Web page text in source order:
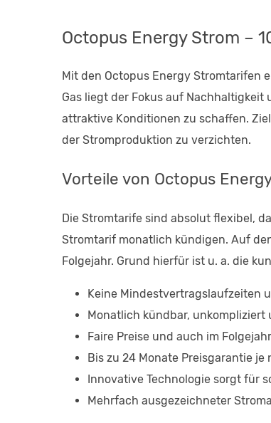
Octopus Energy Strom –
Mit den Octopus Energy Stromtarifen
Gas liegt der Fokus auf
attraktive Konditionen zu schaffen.
der Stromproduktion zu verzichten.
Vorteile von Octopus
Die Stromtarife sind absolut flexibel,
Stromtarif monatlich kündigen. Auf
Folgejahr. Grund hierfür ist u. a. die
Keine Mindestvertragslaufzeiten
Monatlich kündbar, unkompliziert
Faire Preise und auch im
Bis zu 24 Monate Preisgarantie je
Innovative Technologie sorgt für
Mehrfach ausgezeichneter